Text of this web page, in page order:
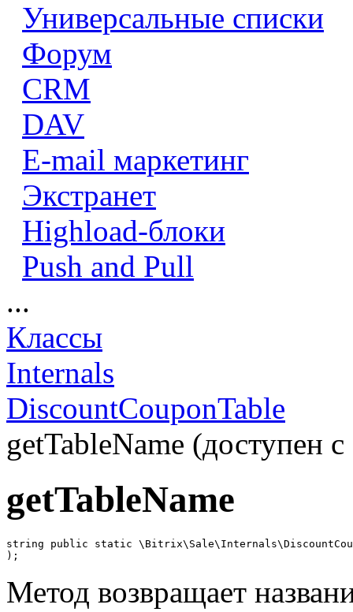
Универсальные списки
Форум
CRM
DAV
E-mail маркетинг
Экстранет
Highload-блоки
Push and Pull
...
Классы
Internals
DiscountCouponTable
getTableName (доступен
getTableName
string public static
);
Метод возвращает